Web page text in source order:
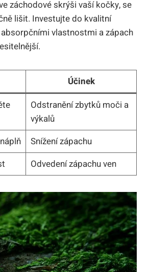
záchodové skrýši vaší kočky, se
lišit. Investujte do kvalitní
vlastnostmi a zápach
Účinek
Odstranění zbytků moči a
výkalů
Snížení zápachu
Odvedení zápachu ven